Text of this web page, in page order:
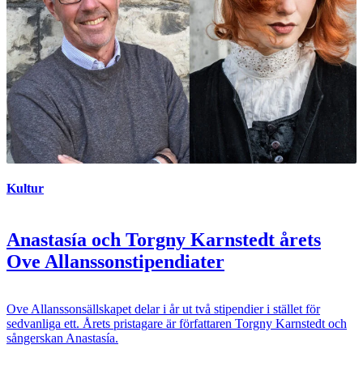
Kultur
Anastasía och Torgny Karnstedt årets
Ove Allanssonstipendiater
Ove Allanssonsällskapet delar i år ut två stipendier i stället för
sedvanliga ett. Årets pristagare är författaren Torgny Karnstedt och
sångerskan Anastasía.